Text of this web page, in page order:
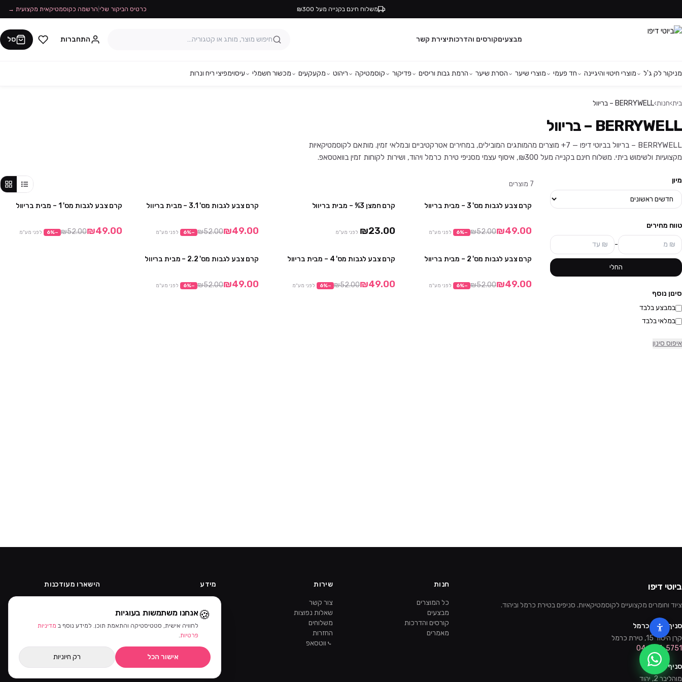
משלוח חינם בקנייה מעל ₪300 כרטיס הביקור שלי הרשמה כקוסמטיקאית מקצועית →
מבצעיםקורסים והדרכותיצירת קשר התחברות סל
מניקור לק ג'ל מוצרי חיטוי והיגיינה חד פעמי מוצרי שיער הסרת שיער הרמת גבות וריסים פדיקור קוסמטיקה ריהוט מקעקעים מכשור חשמלי עיסוימפיצי ריח ונרות
בית›חנות›BERRYWELL – בריוול
BERRYWELL – בריוול
BERRYWELL – בריוול בביוטי דיפו — 7+ מוצרים מהמותגים המובילים, במחירים אטרקטיביים ובמלאי זמין. מותאם לקוסמטיקאיות
מקצועיות ולשימוש ביתי. משלוח חינם בקנייה מעל ₪300, איסוף עצמי מסניפי טירת כרמל ויהוד, ושירות לקוחות זמין בוואטסאפ.
מיון
טווח מחירים
-
החלי
סינון נוסף
במבצע בלבד
במלאי בלבד
איפוס סינון
7 מוצרים
קרם צבע לגבות מס' 3 – מבית בריוול
₪49.00
₪52.00
−
6% לפני מע"מ
קרם חמצן %3 – מבית בריוול
₪23.00 לפני מע"מ
קרם צבע לגבות מס' 3.1 – מבית בריוול
₪49.00
₪52.00
−
6% לפני מע"מ
קרם צבע לגבות מס' 1 – מבית בריוול
₪49.00
₪52.00
−
6% לפני מע"מ
קרם צבע לגבות מס' 2 – מבית בריוול
₪49.00
₪52.00
−
6% לפני מע"מ
קרם צבע לגבות מס' 4 – מבית בריוול
₪49.00
₪52.00
−
6% לפני מע"מ
קרם צבע לגבות מס' 2.2 – מבית בריוול
₪49.00
₪52.00
−
6% לפני מע"מ
ביוטי דיפו
ציוד וחומרים מקצועיים לקוסמטיקאיות. סניפים בטירת כרמל וביהוד.
סניף טירת כרמל
קרן היסוד 15, טירת כרמל
04-857-5751
סניף יהוד
מוהליבר 2, יהוד
חנות
כל המוצרים
מבצעים
קורסים והדרכות
מאמרים
שירות
צור קשר
שאלות נפוצות
משלוחים
החזרות
ווטסאפ
מידע
תקנון
מדיניות פרטיות
ביטול עסקה
הישארו מעודכנות
קבלו מבצעים ומוצרים חדשים קודם.
מהאדמין.
🍪אנחנו משתמשות בעוגיות
לחוויה אישית, סטטיסטיקה והתאמת תוכן. למידע נוסף ב מדיניות
פרטיות.
אישור הכל רק חיוניות